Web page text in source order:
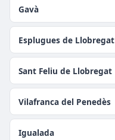
Gavà
Esplugues de Llobregat
Sant Feliu de Llobregat
Vilafranca del Penedès
Igualada